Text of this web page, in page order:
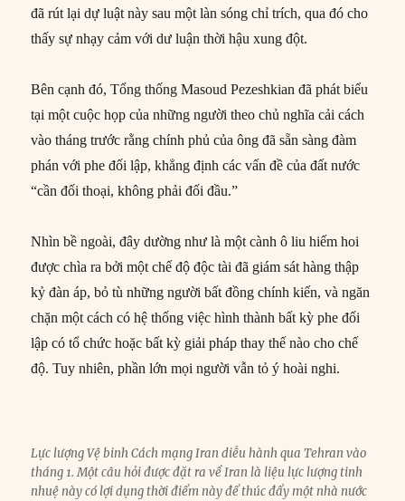
đã rút lại dự luật này sau một làn sóng chỉ trích, qua đó cho
thấy sự nhạy cảm với dư luận thời hậu xung đột.
Bên cạnh đó, Tổng thống Masoud Pezeshkian đã phát biểu
tại một cuộc họp của những người theo chủ nghĩa cải cách
vào tháng trước rằng chính phủ của ông đã sẵn sàng đàm
phán với phe đối lập, khẳng định các vấn đề của đất nước
“cần đối thoại, không phải đối đầu.”
Nhìn bề ngoài, đây dường như là một cành ô liu hiếm hoi
được chìa ra bởi một chế độ độc tài đã giám sát hàng thập
kỷ đàn áp, bỏ tù những người bất đồng chính kiến, và ngăn
chặn một cách có hệ thống việc hình thành bất kỳ phe đối
lập có tổ chức hoặc bất kỳ giải pháp thay thế nào cho chế
độ. Tuy nhiên, phần lớn mọi người vẫn tỏ ý hoài nghi.
Lực lượng Vệ binh Cách mạng Iran diễu hành qua Tehran vào
tháng 1. Một câu hỏi được đặt ra về Iran là liệu lực lượng tinh
nhuệ này có lợi dụng thời điểm này để thúc đẩy một nhà nước